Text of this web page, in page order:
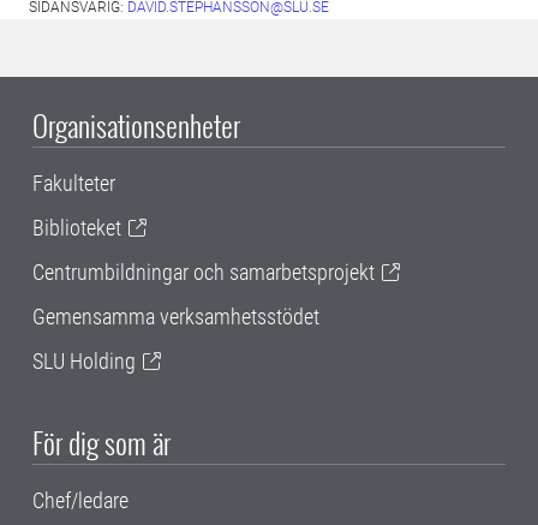
SIDANSVARIG: DAVID.STEPHANSSON@SLU.SE
Organisationsenheter
Fakulteter
Biblioteket
Centrumbildningar och samarbetsprojekt
Gemensamma verksamhetsstödet
SLU Holding
För dig som är
Chef/ledare